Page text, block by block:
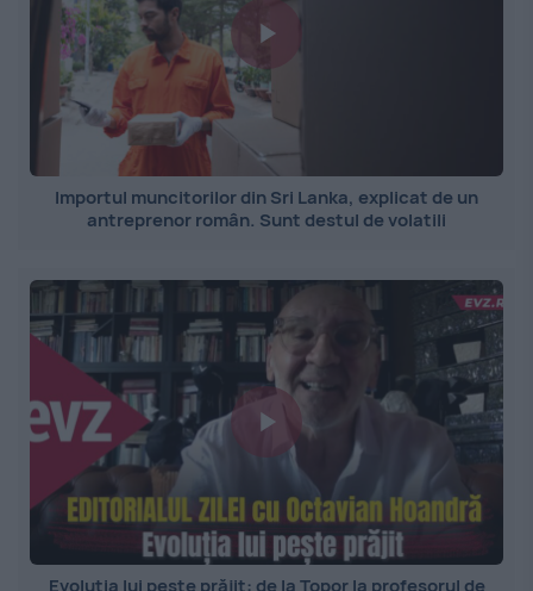
Importul muncitorilor din Sri Lanka, explicat de un
antreprenor român. Sunt destul de volatili
Evoluția lui pește prăjit: de la Topor la profesorul de